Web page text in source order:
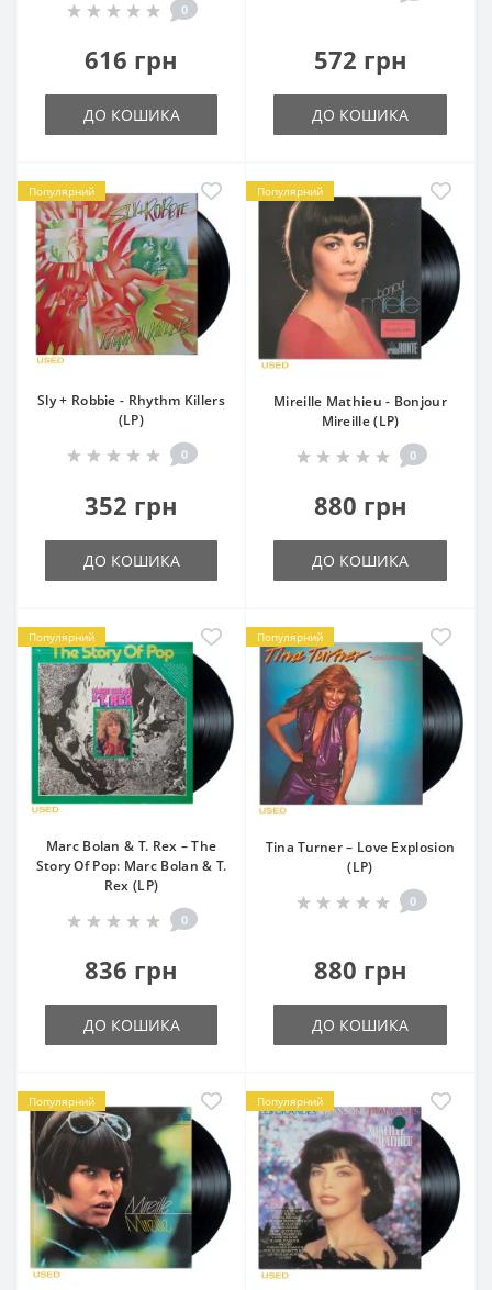
0
616 грн
ДО КОШИКА
572 грн
ДО КОШИКА
Популярний
Sly + Robbie - Rhythm Killers
(LP)
0
352 грн
ДО КОШИКА
Популярний
Mireille Mathieu - Bonjour
Mireille (LP)
0
880 грн
ДО КОШИКА
Популярний
Marc Bolan & T. Rex – The
Story Of Pop: Marc Bolan & T.
Rex (LP)
0
836 грн
ДО КОШИКА
Популярний
Tina Turner – Love Explosion
(LP)
0
880 грн
ДО КОШИКА
Популярний Популярний